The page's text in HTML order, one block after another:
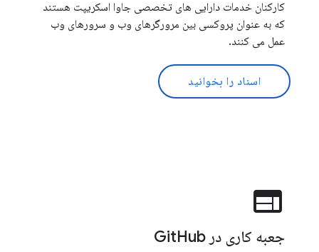
کارکنان خدمات دارایی های تخصصی جاوا اسکریپت هستند
که به عنوان پروکسی بین مرورگرهای وب و سرورهای وب
عمل می کنند.
اسناد را بخوانید
web
جعبه کاری در GitHub